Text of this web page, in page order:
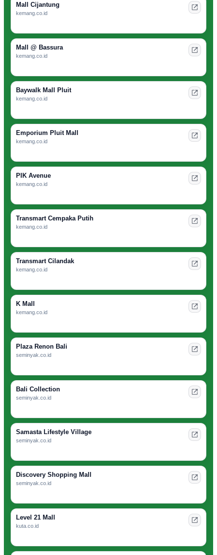
Mall Cijantung
kemang.co.id
Mall @ Bassura
kemang.co.id
Baywalk Mall Pluit
kemang.co.id
Emporium Pluit Mall
kemang.co.id
PIK Avenue
kemang.co.id
Transmart Cempaka Putih
kemang.co.id
Transmart Cilandak
kemang.co.id
K Mall
kemang.co.id
Plaza Renon Bali
seminyak.co.id
Bali Collection
seminyak.co.id
Samasta Lifestyle Village
seminyak.co.id
Discovery Shopping Mall
seminyak.co.id
Level 21 Mall
kuta.co.id